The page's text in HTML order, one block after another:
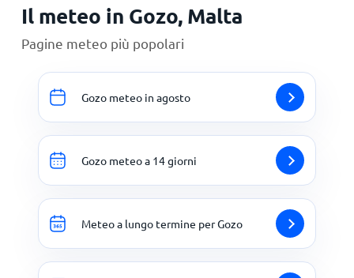
Il meteo in Gozo, Malta
Pagine meteo più popolari
Gozo meteo in agosto
Gozo meteo a 14 giorni
Meteo a lungo termine per Gozo